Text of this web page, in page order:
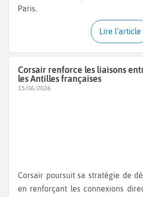
Paris.
Lire l'article
Corsair renforce les liaisons
les Antilles françaises
15/06/2026
Corsair poursuit sa stratégie de développement régional
en renforçant les connexions